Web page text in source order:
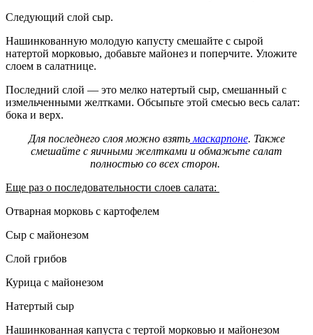
Следующий слой сыр.
Нашинкованную молодую капусту смешайте с сырой
натертой морковью, добавьте майонез и поперчите. Уложите
слоем в салатнице.
Последний слой — это мелко натертый сыр, смешанный с
измельченными желтками. Обсыпьте этой смесью весь салат:
бока и верх.
Для последнего слоя можно взятьмаскарпоне. Также
смешайте с яичными желтками и обмажьте салат
полностью со всех сторон.
Еще раз о последовательности слоев салата:
Отварная морковь с картофелем
Сыр с майонезом
Слой грибов
Курица с майонезом
Натертый сыр
Нашинкованная капуста с тертой морковью и майонезом